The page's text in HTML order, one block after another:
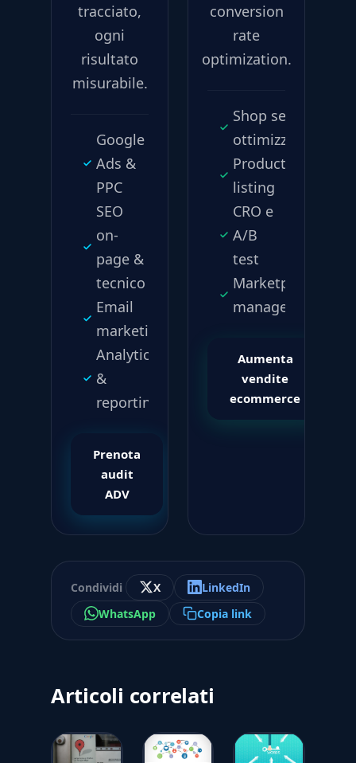
tracciato,
ogni
risultato
misurabile.
Google
Ads &
PPC
SEO
on-
page &
tecnico
Email
marketing
Analytics
&
reporting
Prenota
audit
ADV
conversion
rate
optimization.
Shop setup e
ottimizzazione
Product
listing
CRO e
A/B
test
Marketplace
management
Aumenta
vendite
ecommerce
Condividi X
LinkedIn
WhatsApp
Copia link
Articoli correlati